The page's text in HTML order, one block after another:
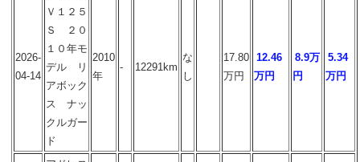
2026-
04-14
Ｖ１２５
Ｓ ２０
１０年モ
デル リ
アボック
ス ナッ
クルガー
ド
2010
年
- 12291km
な
し
17.80
万円
12.46
万円
8.9万
円
5.34
万円